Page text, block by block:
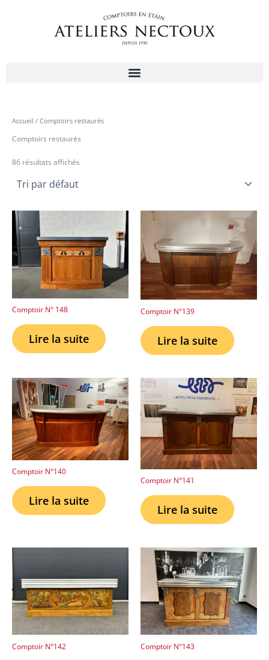
Accueil / Comptoirs restaurés
Comptoirs restaurés
86 résultats affichés
Comptoir N° 148
Lire la suite
Comptoir N°139
Lire la suite
Comptoir N°140
Lire la suite
Comptoir N°141
Lire la suite
Comptoir N°142 Comptoir N°143